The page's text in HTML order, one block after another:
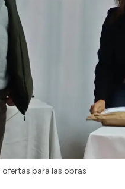
ofertas para las obras